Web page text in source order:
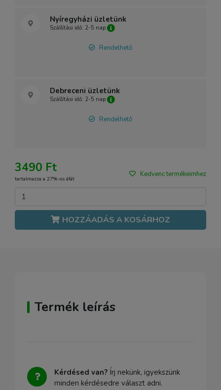
Nyíregyházi üzletünk
Szállítási idő: 2-5 nap
Rendelhető
Debreceni üzletünk
Szállítási idő: 2-5 nap
Rendelhető
3490 Ft
tartalmazza a 27%-os áfát
Kedvenc termékeimhez
HOZZÁADÁS A KOSÁRHOZ
Termék leírás
Kérdésed van? Írj nekünk, igyekszünk
minden kérdésedre választ adni.